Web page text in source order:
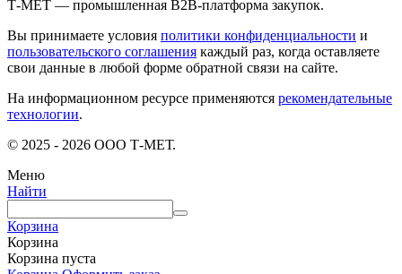
Т-МЕТ — промышленная B2B-платформа закупок.
Вы принимаете условия политики конфиденциальности и
пользовательского соглашения каждый раз, когда оставляете
свои данные в любой форме обратной связи на сайте.
На информационном ресурсе применяются рекомендательные
технологии.
© 2025 - 2026 ООО Т-МЕТ.
Меню
Найти
Корзина
Корзина
Корзина пуста